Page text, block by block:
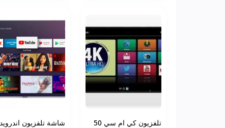
تلفزيون كي ام سي 50
شاشة تلفزيون اندرويد